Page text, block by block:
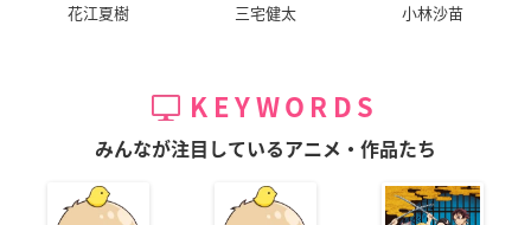
花江夏樹 三宅健太 小林沙苗
KEYWORDS
みんなが注目しているアニメ・作品たち